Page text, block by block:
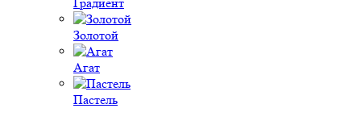
Золотой
Агат
Пастель